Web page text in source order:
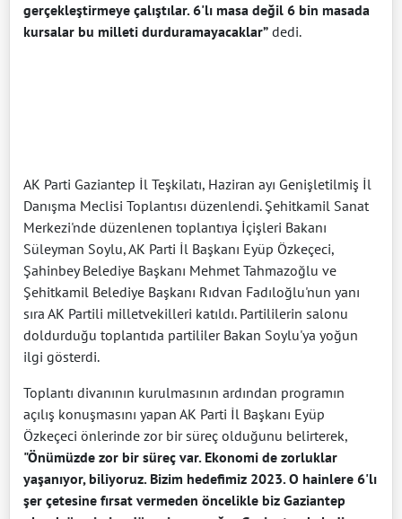
gerçekleştirmeye çalıştılar. 6'lı masa değil 6 bin masada
kursalar bu milleti durduramayacaklar” dedi.
AK Parti Gaziantep İl Teşkilatı, Haziran ayı Genişletilmiş İl
Danışma Meclisi Toplantısı düzenlendi. Şehitkamil Sanat
Merkezi'nde düzenlenen toplantıya İçişleri Bakanı
Süleyman Soylu, AK Parti İl Başkanı Eyüp Özkeçeci,
Şahinbey Belediye Başkanı Mehmet Tahmazoğlu ve
Şehitkamil Belediye Başkanı Rıdvan Fadıloğlu'nun yanı
sıra AK Partili milletvekilleri katıldı. Partililerin salonu
doldurduğu toplantıda partililer Bakan Soylu'ya yoğun
ilgi gösterdi.
Toplantı divanının kurulmasının ardından programın
açılış konuşmasını yapan AK Parti İl Başkanı Eyüp
Özkeçeci önlerinde zor bir süreç olduğunu belirterek,
"Önümüzde zor bir süreç var. Ekonomi de zorluklar
yaşanıyor, biliyoruz. Bizim hedefimiz 2023. O hainlere 6'lı
şer çetesine fırsat vermeden öncelikle biz Gaziantep